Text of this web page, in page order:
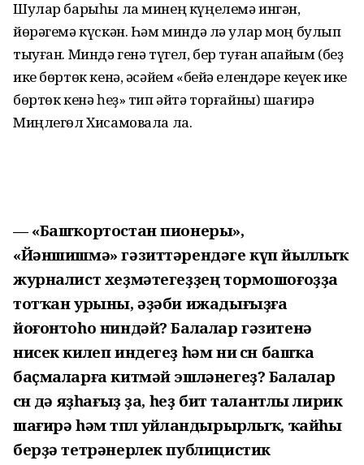
Шулар барыһы ла минең күңелемә ингән,
йөрәгемә күскән. Һәм миндә лә улар моң булып
тыуған. Миндә генә түгел, бер туған апайым (беҙ
ике бөртөк кенә, әсәйем «бейә елендәре кеүек ике
бөртөк кенә һеҙ» тип әйтә торғайны) шағирә
Миңлегөл Хисамовала ла.
— «Башҡортостан пионеры»,
«Йәншишмә» гәзиттәрендәге күп йыллыҡ
журналист хеҙмәтегеҙҙең тормошоғоҙҙа
тотҡан урыны, әҙәби ижадығыҙға
йоғонтоһо ниндәй? Балалар гәзитенә
нисек килеп индегеҙ һәм ни өсөн башҡа
баҫмаларға китмәй эшләнегеҙ? Балалар
өсөн дә яҙһағыҙ ҙа, һеҙ бит талантлы лирик
шағирә һәм төплө уйландырырлыҡ, ҡайһы
берҙә тетрәнерлек публицистик